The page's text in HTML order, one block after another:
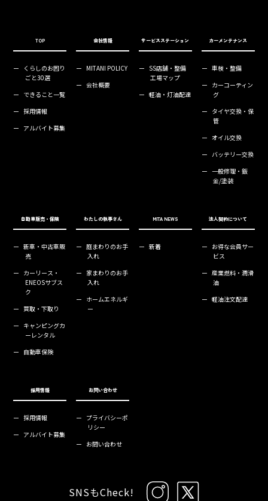
TOP
ー
くらしのお困り
ごと30選
ー できること一覧
ー 採用情報
ー アルバイト募集
会社情報
ー MITANI POLICY
ー 会社概要
サービスステーション
ー SS店舗・整備
工場マップ
ー 軽油・灯油配達
カーメンテナンス
ー 車検・整備
ー カーコーティン
グ
ー タイヤ交換・保
管
ー オイル交換
ー バッテリー交換
ー 一般修理・鈑
金/塗装
自動車販売・保険
ー 新車・中古車販
売
ー カーリース・
ENEOSサブス
ク
ー 買取・下取り
ー キャンピングカ
ーレンタル
ー 自動車保険
わたしの執事さん
ー 庭まわりのお手
入れ
ー 家まわりのお手
入れ
ー ホームエネルギ
ー
MITA NEWS
ー 新着
法人契約について
ー お得な会員サー
ビス
ー 産業燃料・潤滑
油
ー 軽油注文配達
採用情報
ー 採用情報
ー アルバイト募集
お問い合わせ
ー プライバシーポ
リシー
ー お問い合わせ
SNSもCheck!